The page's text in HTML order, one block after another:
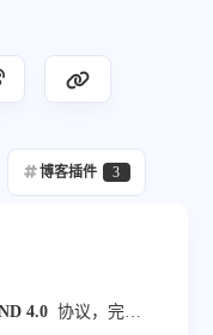
博客插件 3
4.0 协议，完整